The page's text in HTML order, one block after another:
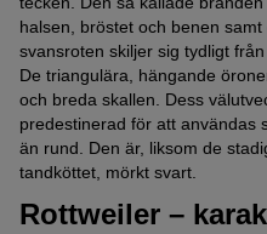
halsen, bröstet och benen
svansroten skiljer sig tydligt
De triangulära, hängande
och breda skallen. Dess
predestinerad för att användas
än rund. Den är, liksom de
tandköttet, mörkt svart.
Rottweiler –